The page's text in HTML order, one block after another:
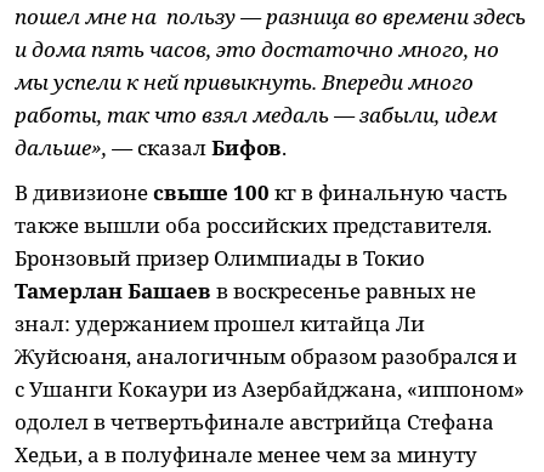
пошел мне на пользу — разница во времени здесь
и дома пять часов, это достаточно много, но
мы успели к ней привыкнуть. Впереди много
работы, так что взял медаль — забыли, идем
дальше», —сказалБифов.
В дивизионесвыше 100 кг в финальную часть
также вышли оба российских представителя.
Бронзовый призер Олимпиады в Токио
Тамерлан Башаев в воскресенье равных не
знал: удержанием прошел китайца Ли
Жуйсюаня, аналогичным образом разобрался и
с Ушанги Кокаури из Азербайджана, «иппоном»
одолел в четвертьфинале австрийца Стефана
Хедьи, а в полуфинале менее чем за минуту